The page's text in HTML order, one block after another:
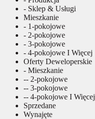
- Sklep & Usługi
Mieszkanie
- 1-pokojowe
- 2-pokojowe
- 3-pokojowe
- 4-pokojowe I Więcej
Oferty Deweloperskie
- Mieszkanie
-- 2-pokojowe
-- 3-pokojowe
-- 4-pokojowe I Więcej
Sprzedane
Wynajęte